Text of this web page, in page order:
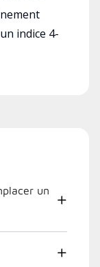
indice 4-
un